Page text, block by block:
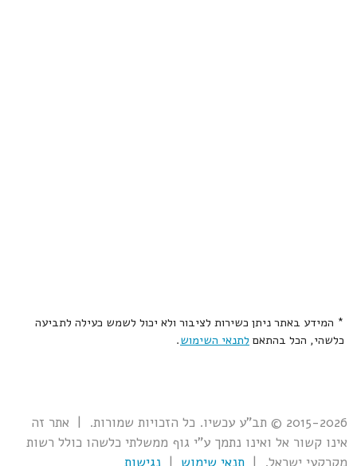
* המידע באתר ניתן כשירות לציבור ולא יכול לשמש כעילה לתביעה
כלשהי, הכל בהתאם לתנאי השימוש.
2015-2026 © תב"ע עכשיו. כל הזכויות שמורות. | אתר זה
אינו קשור אל ואינו נתמך ע"י גוף ממשלתי כלשהו כולל רשות